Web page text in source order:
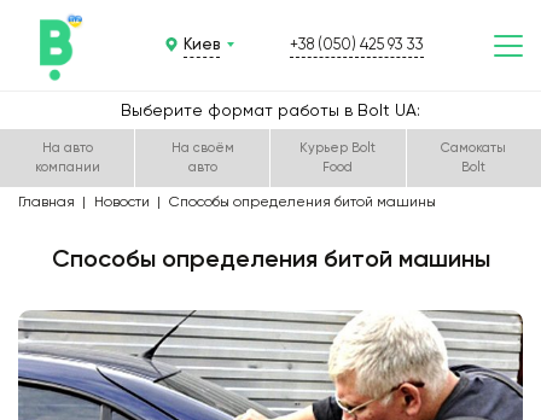
Киев +38 (050) 425 93 33
Выберите формат работы в Bolt UA:
На авто
компании
На своём
авто
Курьер Bolt
Food
Самокаты
Bolt
Главная Новости Способы определения битой машины
Способы определения битой машины